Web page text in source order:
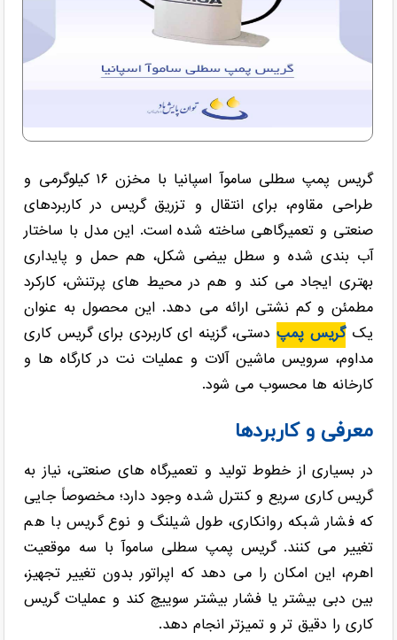
گریس پمپ سطلی ساموآ اسپانیا با مخزن ۱۶ کیلوگرمی و
طراحی مقاوم، برای انتقال و تزریق گریس در کاربردهای
صنعتی و تعمیرگاهی ساخته شده است. این مدل با ساختار
آب بندی شده و سطل بیضی شکل، هم حمل و پایداری
بهتری ایجاد می کند و هم در محیط های پرتنش، کارکرد
مطمئن و کم نشتی ارائه می دهد. این محصول به عنوان
یکگریس پمپدستی، گزینه ای کاربردی برای گریس کاری
مداوم، سرویس ماشین آلات و عملیات نت در کارگاه ها و
کارخانه ها محسوب می شود.
معرفی و کاربردها
در بسیاری از خطوط تولید و تعمیرگاه های صنعتی، نیاز به
گریس کاری سریع و کنترل شده وجود دارد؛ مخصوصاً جایی
که فشار شبکه روانکاری، طول شیلنگ و نوع گریس با هم
تغییر می کنند. گریس پمپ سطلی ساموآ با سه موقعیت
اهرم، این امکان را می دهد که اپراتور بدون تغییر تجهیز،
بین دبی بیشتر یا فشار بیشتر سوییچ کند و عملیات گریس
کاری را دقیق تر و تمیزتر انجام دهد.